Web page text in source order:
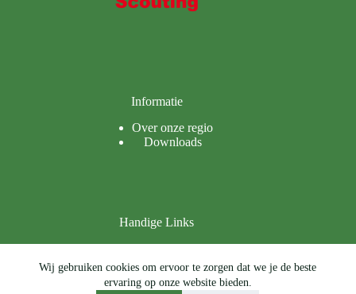
Wij gebruiken cookies om ervoor te zorgen dat we je de beste
ervaring op onze website bieden.
Informatie
Over onze regio
Downloads
Handige Links
Contact
Privacy
Sociale veiligheid
Copyright © 2026 - Scouting Regio West-Brabant